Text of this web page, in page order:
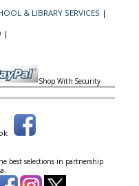
& LIBRARY SERVICES |
|
Shop With Security
best selections in partnership